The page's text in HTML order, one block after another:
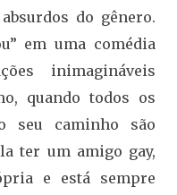
do gênero.
em uma comédia
inimagináveis
quando todos os
seu caminho são
ter um amigo gay,
e está sempre